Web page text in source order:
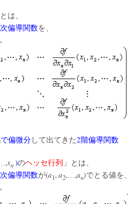
は、
偏導関数を、
で偏微分して出てきた2階偏導関数
,xn )のヘッセ行列 」とは、
偏導関数が(a 1,a2, ,an)でとる値を、